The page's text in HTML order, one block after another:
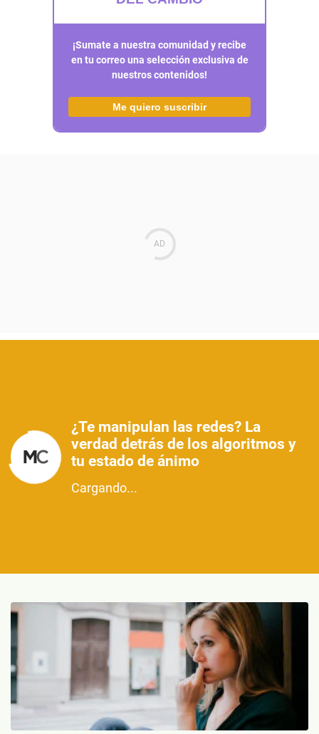
¡Sumate a nuestra comunidad y recibe
en tu correo una selección exclusiva de
nuestros contenidos!
Me quiero suscribir
¿Te manipulan las redes? La
verdad detrás de los algoritmos y
tu estado de ánimo
Cargando...